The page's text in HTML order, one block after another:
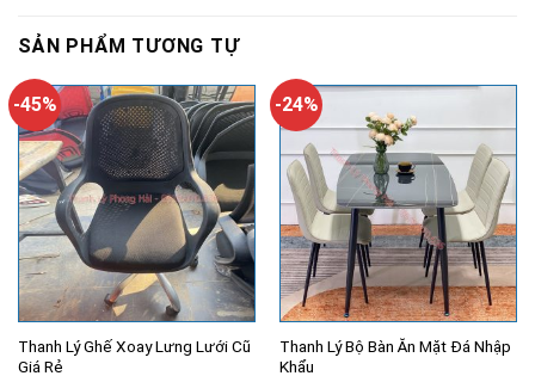
SẢN PHẨM TƯƠNG TỰ
-45%
Thanh Lý Ghế Xoay Lưng Lưới Cũ
Giá Rẻ
-24%
Thanh Lý Bộ Bàn Ăn Mặt Đá Nhập
Khẩu